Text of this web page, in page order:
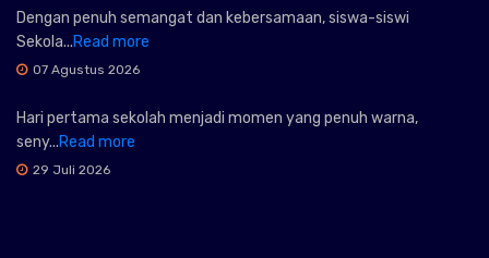
Dengan penuh semangat dan kebersamaan, siswa-siswi
Sekola...Read more
07 Agustus 2026
Hari pertama sekolah menjadi momen yang penuh warna,
seny...Read more
29 Juli 2026